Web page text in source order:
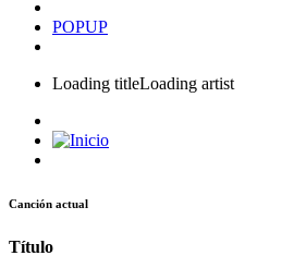
POPUP
Loading titleLoading artist
Canción actual
Título